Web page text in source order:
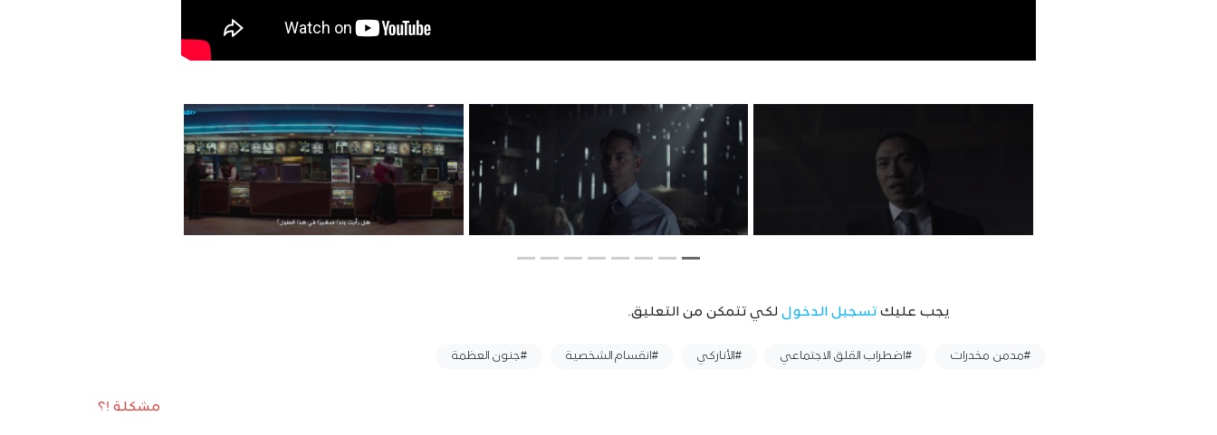
يجب عليك تسجيل الدخول لكي تتمكن من التعليق.
#مدمن مخدرات #اضطراب القلق الاجتماعي #الأناركي #انقسام الشخصية #جنون العظمة
مشكلة !؟